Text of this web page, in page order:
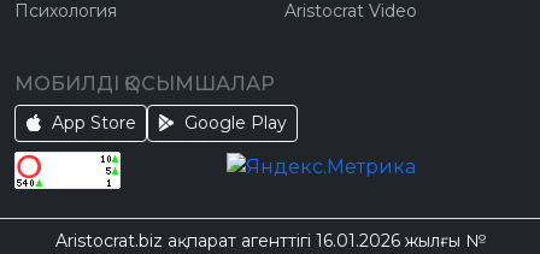
Психология
Aristocrat Video
МОБИЛДІ ҚОСЫМШАЛАР
App Store Google Play
Aristocrat.biz ақпарат агенттігі 16.01.2026 жылғы №